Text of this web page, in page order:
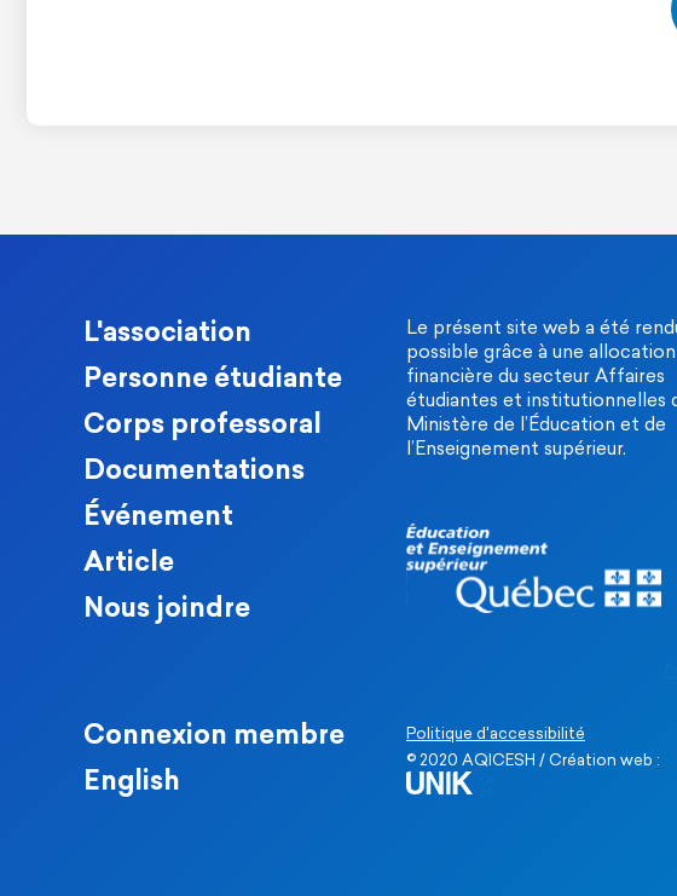
L'association
Personne étudiante
Corps professoral
Documentations
Événement
Article
Nous joindre
Connexion membre
English
Le présent site web a été
possible grâce à une allocation
financière du secteur Affaires
étudiantes et institutionnelles
Ministère de l’Éducation et de
l’Enseignement supérieur.
Politique d'accessibilité
© 2020 AQICESH / Création web :